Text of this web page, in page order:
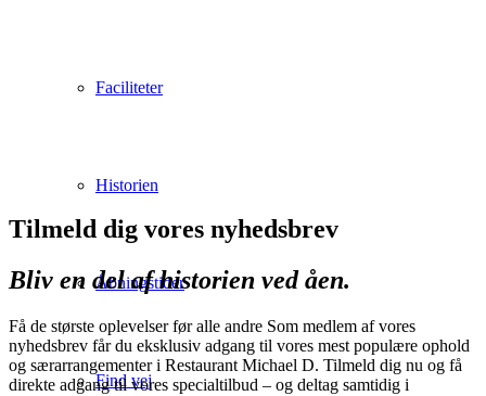
Faciliteter
Historien
Åbningstider
Find vej
Tilmeld dig vores nyhedsbrev
Bliv en del af historien ved åen.
Få de største oplevelser før alle andre Som medlem af vores
nyhedsbrev får du eksklusiv adgang til vores mest populære ophold
og særarrangementer i Restaurant Michael D. Tilmeld dig nu og få
direkte adgang til vores specialtilbud – og deltag samtidig i